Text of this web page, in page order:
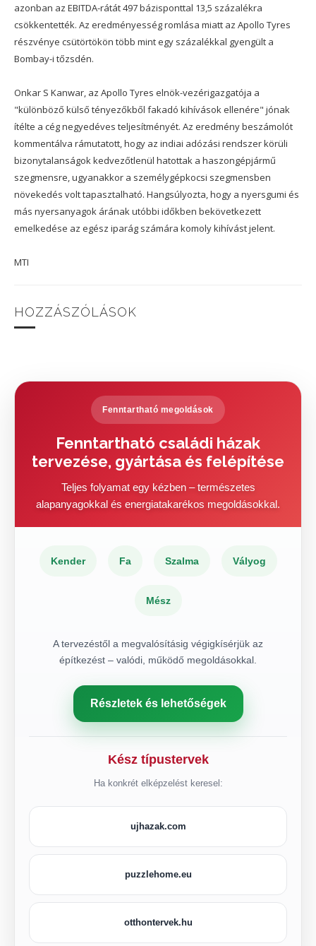
azonban az EBITDA-rátát 497 bázisponttal 13,5 százalékra
csökkentették. Az eredményesség romlása miatt az Apollo Tyres
részvénye csütörtökön több mint egy százalékkal gyengült a
Bombay-i tőzsdén.
Onkar S Kanwar, az Apollo Tyres elnök-vezérigazgatója a
"különböző külső tényezőkből fakadó kihívások ellenére" jónak
ítélte a cég negyedéves teljesítményét. Az eredmény beszámolót
kommentálva rámutatott, hogy az indiai adózási rendszer körüli
bizonytalanságok kedvezőtlenül hatottak a haszongépjármű
szegmensre, ugyanakkor a személygépkocsi szegmensben
növekedés volt tapasztalható. Hangsúlyozta, hogy a nyersgumi és
más nyersanyagok árának utóbbi időkben bekövetkezett
emelkedése az egész iparág számára komoly kihívást jelent.
MTI
HOZZÁSZÓLÁSOK
Fenntartható megoldások
Fenntartható családi házak
tervezése, gyártása és felépítése
Teljes folyamat egy kézben – természetes
alapanyagokkal és energiatakarékos megoldásokkal.
Kender Fa Szalma Vályog
Mész
A tervezéstől a megvalósításig végigkísérjük az
építkezést – valódi, működő megoldásokkal.
Részletek és lehetőségek
Kész típustervek
Ha konkrét elképzelést keresel:
ujhazak.com
puzzlehome.eu
otthontervek.hu